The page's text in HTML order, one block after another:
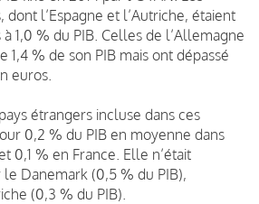
dont l’Espagne et l’Autriche, étaient
1,0 % du PIB. Celles de l’Allemagne
1,4 % de son PIB mais ont dépassé
euros.
étrangers incluse dans ces
0,2 % du PIB en moyenne dans
0,1 % en France. Elle n’était
Danemark (0,5 % du PIB),
(0,3 % du PIB).